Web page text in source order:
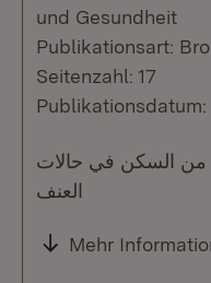
und Gesundheit
Publikationsart:
Seitenzahl: 17
Publikationsdatum:
من السكن في حالات
العنف
Mehr